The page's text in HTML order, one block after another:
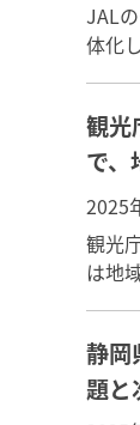
JAL
体化
観光
で、
2025
観光
は地
静岡
題と